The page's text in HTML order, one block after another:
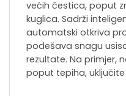
većih čestica, poput
kuglica. Sadrži
automatski otkriva
podešava snagu
rezultate. Na primjer,
poput tepiha,